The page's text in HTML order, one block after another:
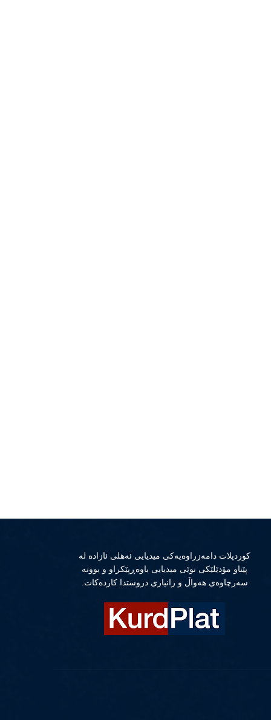
كوردپلات دامەزراوەیەكی میدیایی ئەهلی ئازادە لە
پێناو مۆدێلێكی نوێی میدیایی باوەڕپێكراو و بوونە
سەرچاوەی هەواڵ و زانیاری دروستدا كاردەكات.